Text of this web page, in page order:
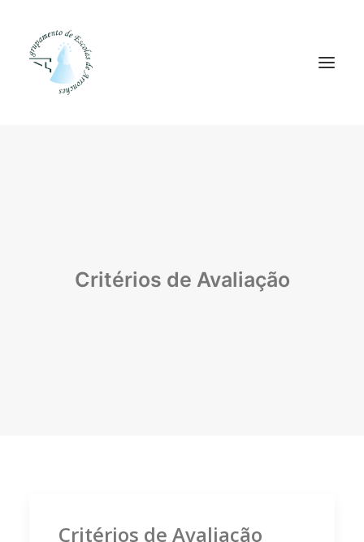
Critérios de Avaliação
Critérios de Avaliação